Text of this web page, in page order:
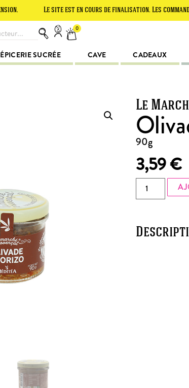
Le site est en cours de finalisation. Les commandes sont
0
ÉPICERIE SUCRÉE CAVE CADEAUX
Le
90g
3,59€